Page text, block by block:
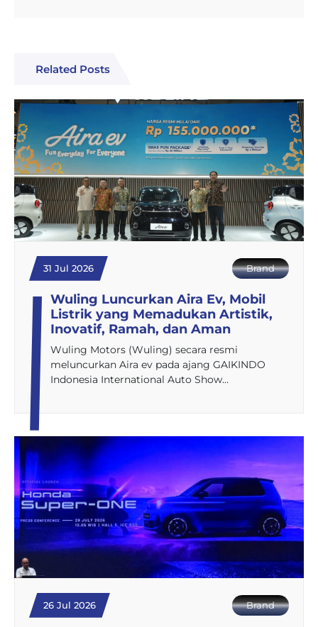
Related Posts
31 Jul 2026 Brand
Wuling Luncurkan Aira Ev, Mobil
Listrik yang Memadukan Artistik,
Inovatif, Ramah, dan Aman
Wuling Motors (Wuling) secara resmi
meluncurkan Aira ev pada ajang GAIKINDO
Indonesia International Auto Show…
26 Jul 2026 Brand